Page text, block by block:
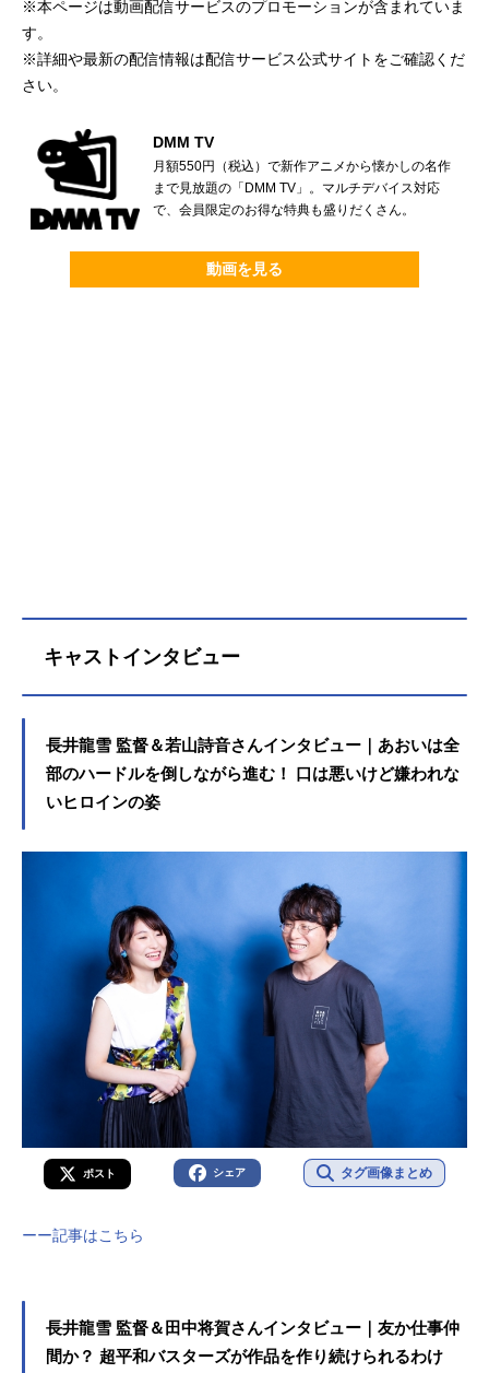
※本ページは動画配信サービスのプロモーションが含まれていま
す。
※詳細や最新の配信情報は配信サービス公式サイトをご確認くだ
さい。
DMM TV
月額550円（税込）で新作アニメから懐かしの名作
まで見放題の「DMM TV」。マルチデバイス対応
で、会員限定のお得な特典も盛りだくさん。
動画を見る
キャストインタビュー
長井龍雪 監督＆若山詩音さんインタビュー｜あおいは全
部のハードルを倒しながら進む！ 口は悪いけど嫌われな
いヒロインの姿
ポスト シェア タグ画像まとめ
ーー記事はこちら
長井龍雪 監督＆田中将賀さんインタビュー｜友か仕事仲
間か？ 超平和バスターズが作品を作り続けられるわけ